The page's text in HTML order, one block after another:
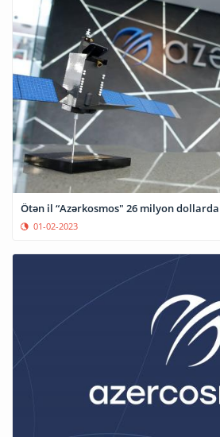
Ötən il “Azərkosmos" 26 milyon
01-02-2023